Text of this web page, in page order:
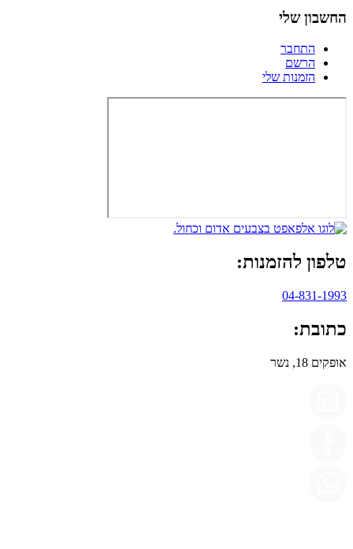
החשבון שלי
התחבר
הרשם
הזמנות שלי
טלפון להזמנות:
04-831-1993
כתובת:
אופקים 18, נשר